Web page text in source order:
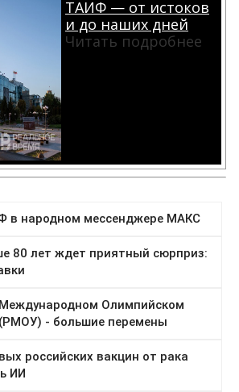
ТАИФ — от истоков
и до наших дней
Читать подробнее